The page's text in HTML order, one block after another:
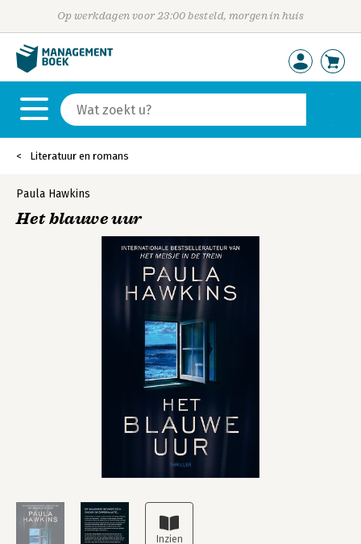
Op werkdagen voor 23:00 besteld, morgen in huis
Literatuur en romans
Paula Hawkins
Het blauwe uur